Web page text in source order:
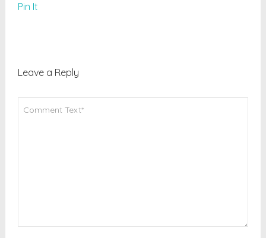
Pin It
Leave a Reply